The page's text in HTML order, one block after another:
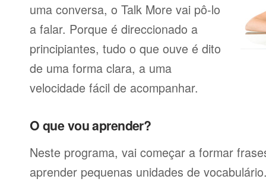
uma conversa, o Talk More vai pô-lo
a falar. Porque é direccionado a
principiantes, tudo o que ouve é dito
de uma forma clara, a uma
velocidade fácil de acompanhar.
O que vou aprender?
Neste programa, vai começar a formar
aprender pequenas unidades de